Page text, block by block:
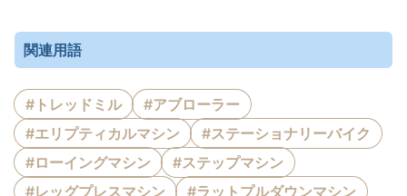
関連用語
#トレッドミル
#アブローラー
#エリプティカルマシン
#ステーショナリーバイク
#ローイングマシン
#ステップマシン
#レッグプレスマシン
#ラットプルダウンマシン